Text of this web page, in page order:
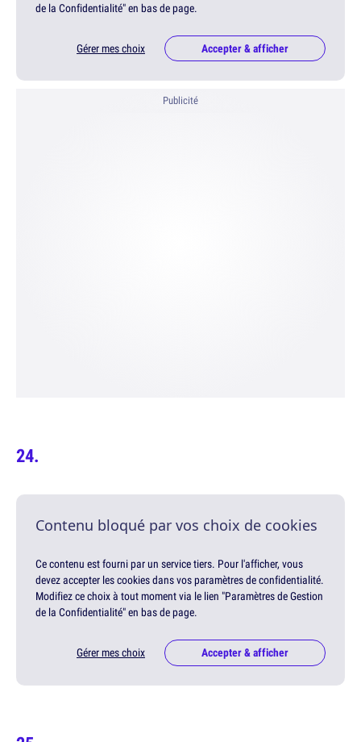
de la Confidentialité" en bas de page.
Gérer mes choix Accepter & afficher
Publicité
Contenu bloqué par vos choix de cookies
Ce contenu est fourni par un service tiers. Pour l'afficher, vous
devez accepter les cookies dans vos paramètres de confidentialité.
Modifiez ce choix à tout moment via le lien "Paramètres de Gestion
de la Confidentialité" en bas de page.
Gérer mes choix Accepter & afficher